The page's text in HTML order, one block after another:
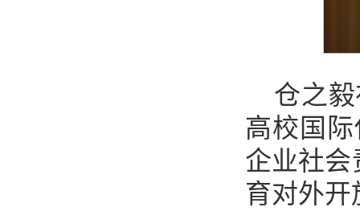
仓之
高校国
企业社会
育对外